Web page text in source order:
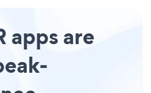
apps are